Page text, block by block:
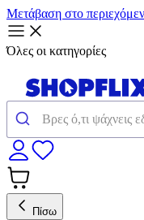
Μετάβαση στο
Όλες οι κατηγορίες
Πίσω